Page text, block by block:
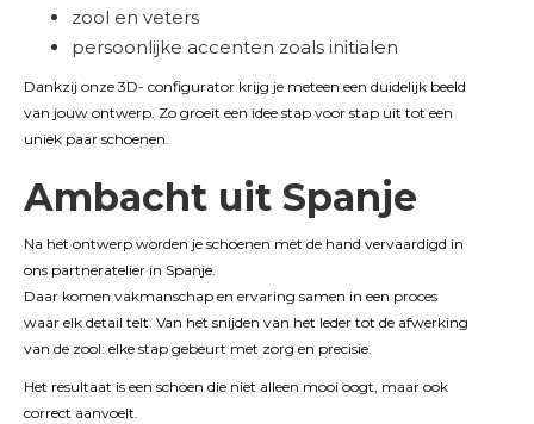
zool en veters
persoonlijke accenten zoals initialen
Dankzij onze 3D- configurator krijg je meteen een duidelijk beeld
van jouw ontwerp. Zo groeit een idee stap voor stap uit tot een
uniek paar schoenen.
Ambacht uit Spanje
Na het ontwerp worden je schoenen met de hand vervaardigd in
ons partneratelier in Spanje.
Daar komen vakmanschap en ervaring samen in een proces
waar elk detail telt. Van het snijden van het leder tot de afwerking
van de zool: elke stap gebeurt met zorg en precisie.
Het resultaat is een schoen die niet alleen mooi oogt, maar ook
correct aanvoelt.